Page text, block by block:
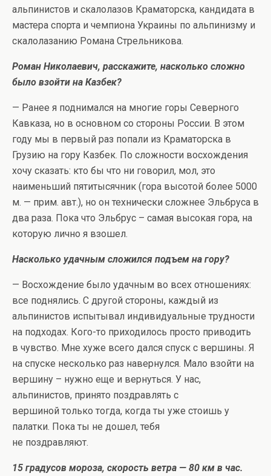
альпинистов и скалолазов Краматорска, кандидата в
мастера спорта и чемпиона Украины по альпинизму и
скалолазанию Романа Стрельникова.
Роман Николаевич, расскажите, насколько сложно
было взойти на Казбек?
— Ранее я поднимался на многие горы Северного
Кавказа, но в основном со стороны России. В этом
году мы в первый раз попали из Краматорска в
Грузию на гору Казбек. По сложности восхождения
хочу сказать: кто бы что ни говорил, мол, это
наименьший пятитысячник (гора высотой более 5000
м. — прим. авт.), но он технически сложнее Эльбруса в
два раза. Пока что Эльбрус – самая высокая гора, на
которую лично я взошел.
Насколько удачным сложился подъем на гору?
— Восхождение было удачным во всех отношениях:
все поднялись. С другой стороны, каждый из
альпинистов испытывал индивидуальные трудности
на подходах. Кого-то приходилось просто приводить
в чувство. Мне хуже всего дался спуск с вершины. Я
на спуске несколько раз навернулся. Мало взойти на
вершину – нужно еще и вернуться. У нас,
альпинистов, принято поздравлять с
вершиной только тогда, когда ты уже стоишь у
палатки. Пока ты не дошел, тебя
не поздравляют.
15 градусов мороза, скорость ветра — 80 км в час.